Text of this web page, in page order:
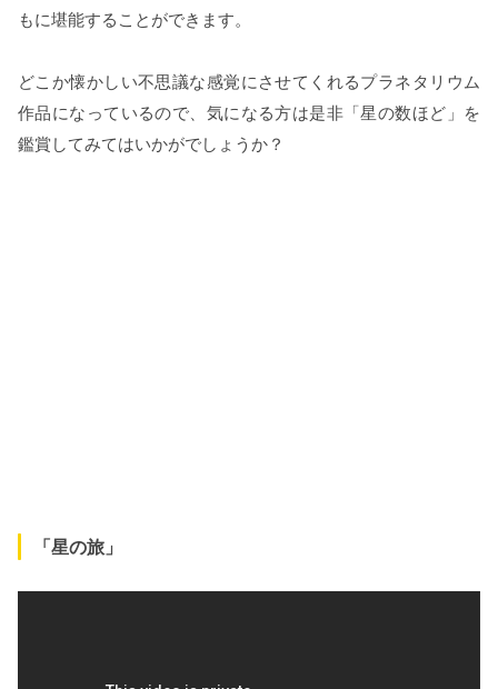
もに堪能することができます。
どこか懐かしい不思議な感覚にさせてくれるプラネタリウム
作品になっているので、気になる方は是非「星の数ほど」を
鑑賞してみてはいかがでしょうか？
「星の旅」